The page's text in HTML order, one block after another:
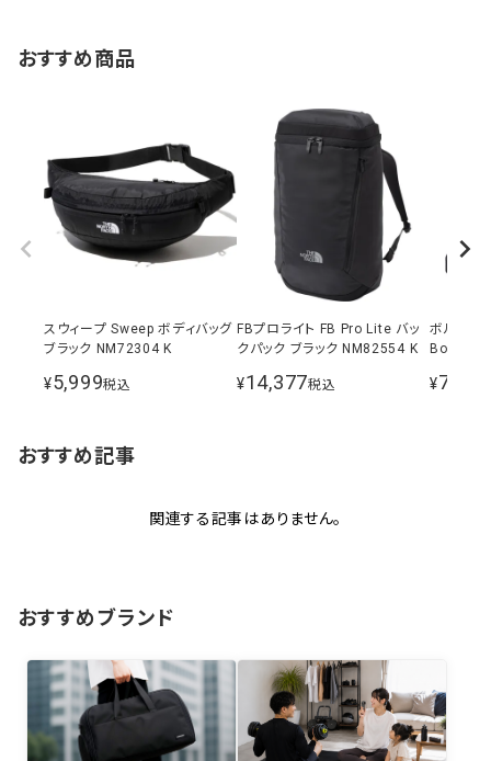
おすすめ商品
スウィープ Sweep ボディバッグ
ブラック NM72304 K
¥5,999税込
FBプロライト FB Pro Lite バッ
クパック ブラック NM82554 K
¥14,377税込
ボルダー
Boulder
K
¥7,106
おすすめ記事
関連する記事はありません。
おすすめブランド